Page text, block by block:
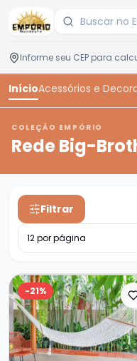
InícioAcessórios e
COLEÇÃO EMPÓRIO
Rede Big-
Filtrar
-21%